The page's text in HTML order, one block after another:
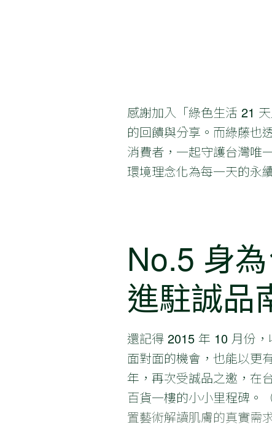
感謝加入「綠色生活 21
的回饋與分享。而綠藤也
消費者，一起守護台灣唯
環境理念化為每一天的永
No.5 身
進駐誠品
還記得 2015 年 10 月份
面對面的機會，也能以更
年，再次受誠品之邀，在
百貨一樓的小小里程碑。
置藝術解讀肌膚的真實需